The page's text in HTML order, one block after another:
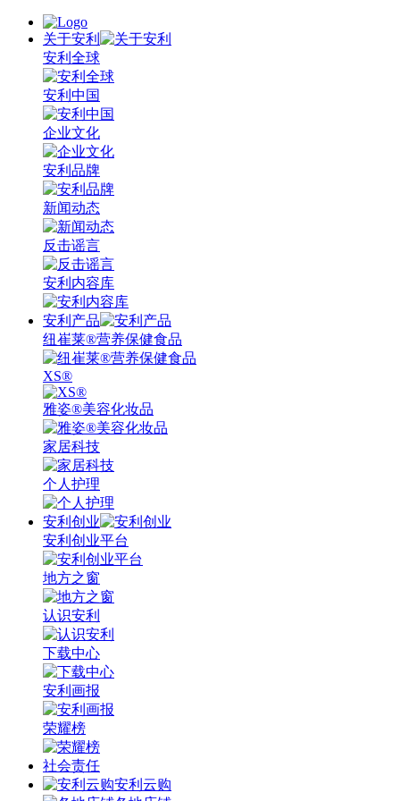
关于安利
安利全球
安利中国
企业文化
安利品牌
新闻动态
反击谣言
安利内容库
安利产品
纽崔莱®营养保健食品
XS®
雅姿®美容化妆品
家居科技
个人护理
安利创业
安利创业平台
地方之窗
认识安利
下载中心
安利画报
荣耀榜
社会责任
安利云购